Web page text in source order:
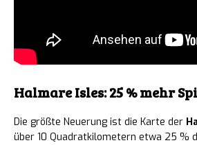
Halmare Isles: 25 % mehr
Die größte Neuerung ist die Karte der
über 10 Quadratkilometern etwa 25 %